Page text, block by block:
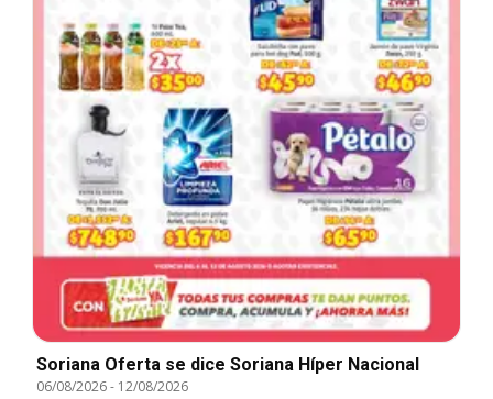
Soriana Oferta se dice Soriana Híper Nacional
06/08/2026- 12/08/2026